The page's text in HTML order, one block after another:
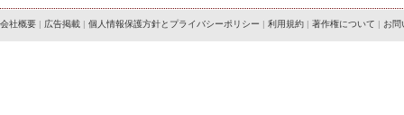
会社概要 | 広告掲載 | 個人情報保護方針とプライバシーポリシー | 利用規約 | 著作権について | お問